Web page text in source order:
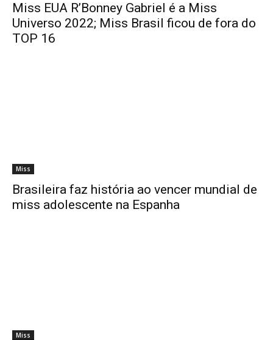
Miss EUA R’Bonney Gabriel é a Miss
Universo 2022; Miss Brasil ficou de fora do
TOP 16
Miss
Brasileira faz história ao vencer mundial de
miss adolescente na Espanha
Miss